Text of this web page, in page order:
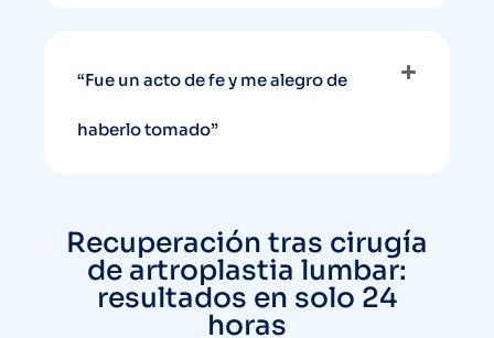
“Fue un acto de fe y me alegro de
haberlo tomado”
Recuperación tras cirugía
de artroplastia lumbar:
resultados en solo 24
horas